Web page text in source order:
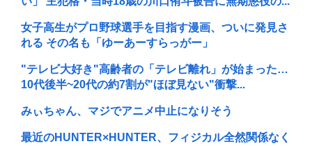
女子高生がプロ野球選手を目指す漫画、ついに発見さ
れる その名も「ゆーあーすらっがー」
"テレビ大好き"高齢者の「テレビ離れ」が始まった…
10代後半~20代の約7割が"ほぼ見ない"衝撃...
みぃちゃん、マジでアニメ中止になりそう
最近のHUNTER×HUNTER、フィジカル全然関係なく